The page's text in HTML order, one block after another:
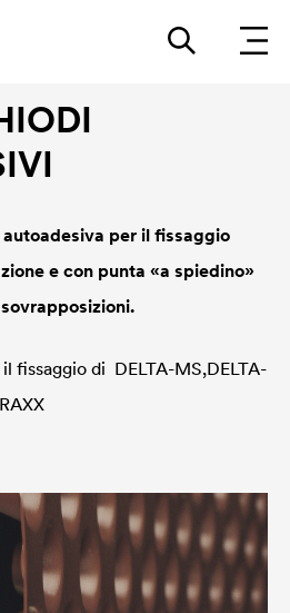
per il fissaggio
e con punta «a spiedino»
fissaggio di DELTA-MS,DELTA-